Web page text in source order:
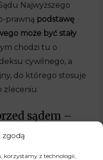
zgodą
korzystamy z technologii,
Najwyższego
prawną podstawę
może być stały
chodzi tu o
cywilnego, a
do którego stosuje
zleceniu.
sądem –
ma być